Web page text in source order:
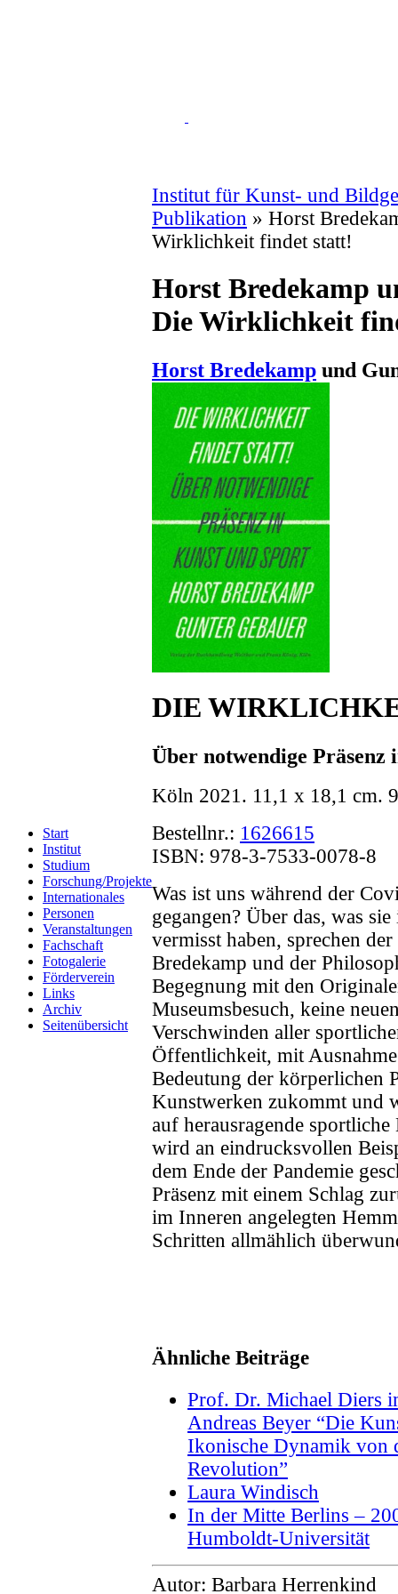
Start
Institut
Studium
Forschung/Projekte
Internationales
Personen
Veranstaltungen
Fachschaft
Fotogalerie
Förderverein
Links
Archiv
Seitenübersicht
Institut für Kunst- und
Publikation » Horst
Wirklichkeit findet statt!
Horst Bredekamp
Die Wirklichkeit
Horst Bredekamp und
DIE
Über notwendige
Köln 2021. 11,1 x 18,1 cm.
Bestellnr.: 1626615
ISBN: 978-3-7533-0078-8
Was ist uns während der
gegangen? Über das, was
vermisst haben, sprechen
Bredekamp und der
Begegnung mit den
Museumsbesuch, keine
Verschwinden aller
Öffentlichkeit, mit
Bedeutung der körperlichen
Kunstwerken zukommt und
auf herausragende
wird an eindrucksvollen
dem Ende der Pandemie
Präsenz mit einem Schlag
im Inneren angelegten
Schritten allmählich
Ähnliche Beiträge
Prof. Dr. Michael Diers
Andreas Beyer “Die
Ikonische Dynamik von
Revolution”
Laura Windisch
In der Mitte Berlins –
Humboldt-Universität
Autor: Barbara Herrenkind